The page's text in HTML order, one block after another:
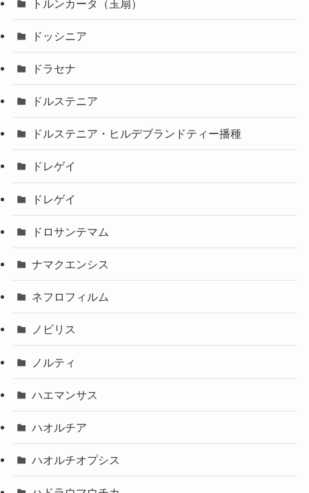
トルンカータ（玉扇）
ドッシニア
ドラセナ
ドルステニア
ドルステニア・ヒルデブランドティー播種
ドレゲイ
ドレゲイ
ドロサンテマム
ナマクエンシス
ネフロフィルム
ノビリス
ノルティ
ハエマンサス
ハオルチア
ハオルチオプシス